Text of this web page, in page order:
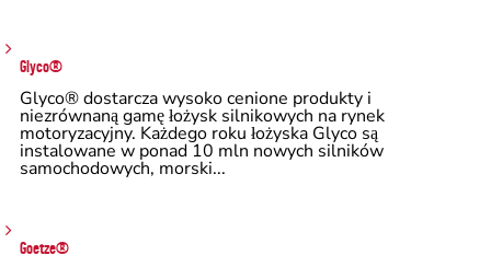
Glyco®
Glyco® dostarcza wysoko cenione produkty i
niezrównaną gamę łożysk silnikowych na rynek
motoryzacyjny. Każdego roku łożyska Glyco są
instalowane w ponad 10 mln nowych silników
samochodowych, morski...
Goetze®